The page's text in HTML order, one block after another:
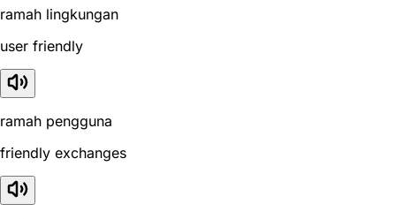
ramah lingkungan
user friendly
ramah pengguna
friendly exchanges